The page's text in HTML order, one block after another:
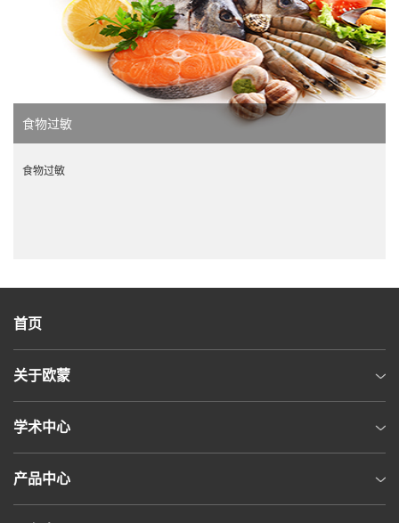
食物过敏
食物过敏
首页
关于欧蒙
学术中心
产品中心